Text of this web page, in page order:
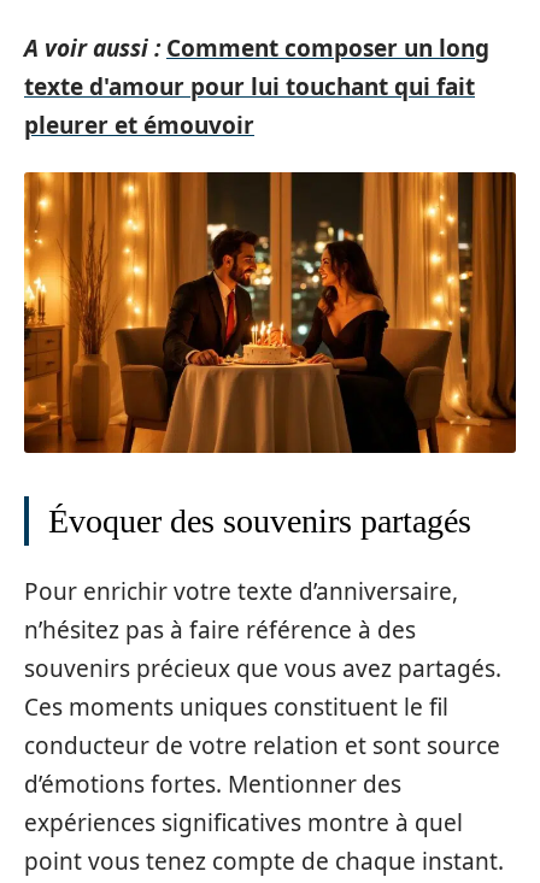
A voir aussi : Comment composer un long
texte d'amour pour lui touchant qui fait
pleurer et émouvoir
Évoquer des souvenirs partagés
Pour enrichir votre texte d’anniversaire,
n’hésitez pas à faire référence à des
souvenirs précieux que vous avez partagés.
Ces moments uniques constituent le fil
conducteur de votre relation et sont source
d’émotions fortes. Mentionner des
expériences significatives montre à quel
point vous tenez compte de chaque instant.